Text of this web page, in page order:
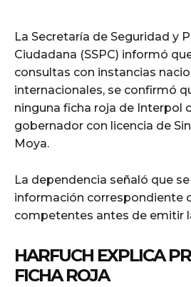
La Secretaría de Seguridad y
Ciudadana (SSPC) informó
consultas con instancias
internacionales, se confirmó
ninguna ficha roja de Interpol
gobernador con licencia de
Moya.
La dependencia señaló que
información correspondiente
competentes antes de emitir
HARFUCH EXPLICA
FICHA ROJA